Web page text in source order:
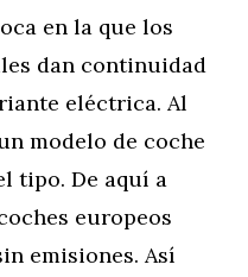
en la que los
dan continuidad
eléctrica. Al
modelo de coche
tipo. De aquí a
europeos
emisiones. Así